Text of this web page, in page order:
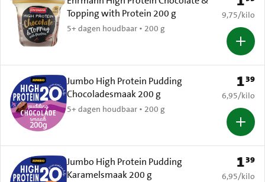
Topping with Protein 200 g
5+ dagen houdbaar • 200 g
€ 9,75 per
9,75/kilo
Jumbo High Protein Pudding
Chocoladesmaak 200 g
5+ dagen houdbaar • 200 g
Prijs:
139
€ 6,95 per
6,95/kilo
Jumbo High Protein Pudding
Karamelsmaak 200 g
Prijs:
139
€ 6,95 per
6,95/kilo